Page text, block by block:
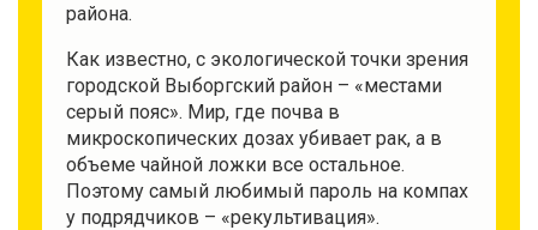
района.
Как известно, с экологической точки зрения
городской Выборгский район – «местами
серый пояс». Мир, где почва в
микроскопических дозах убивает рак, а в
объеме чайной ложки все остальное.
Поэтому самый любимый пароль на компах
у подрядчиков – «рекультивация».